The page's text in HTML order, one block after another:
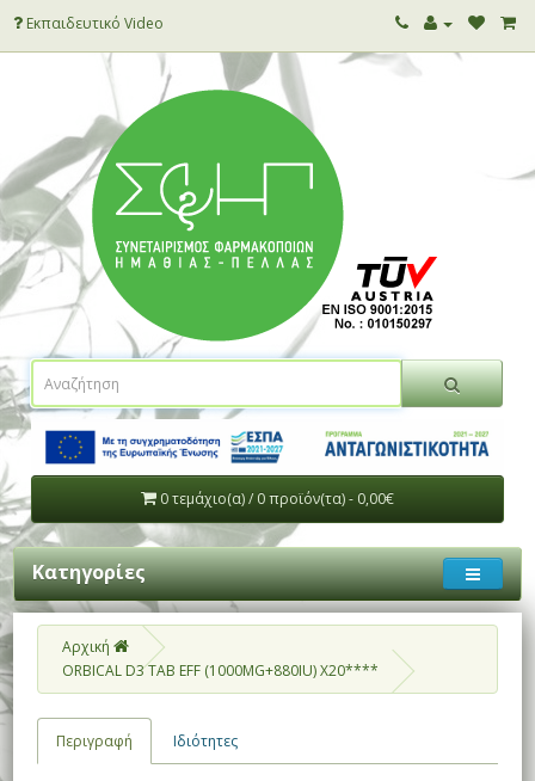
Εκπαιδευτικό Video
0 τεμάχιο(α) / 0 προϊόν(τα) - 0,00€
Κατηγορίες
Αρχική
ORBICAL D3 TAB EFF (1000MG+880IU) X20****
Περιγραφή Ιδιότητες